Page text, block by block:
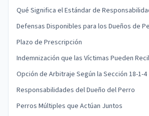
Qué Significa el Estándar de
Defensas Disponibles para los Dueños de
Plazo de Prescripción
Indemnización que las Víctimas Pueden
Opción de Arbitraje Según la Sección 18-1-4
Responsabilidades del Dueño del Perro
Perros Múltiples que Actúan Juntos